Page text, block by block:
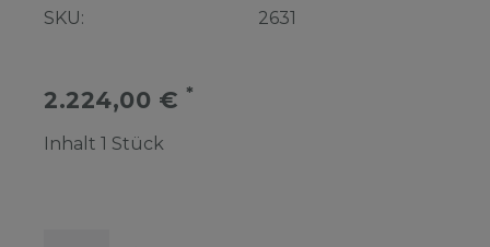
SKU:
2631
2.224,00 € *
Inhalt 1 Stück